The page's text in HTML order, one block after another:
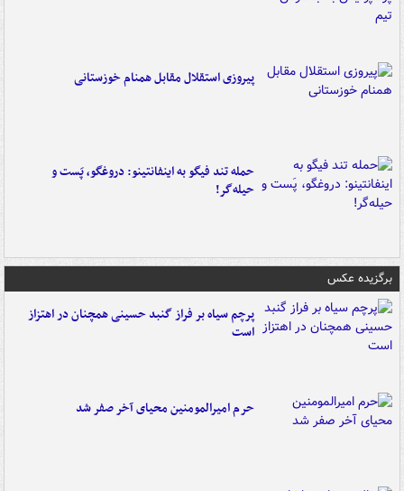
پیروزی استقلال مقابل همنام خوزستانی
حمله تند فیگو به اینفانتینو: دروغگو، پَست‌ و
حیله‌گر!
برگزیده عکس
پرچم سیاه بر فراز گنبد حسینی همچنان در اهتزاز
است
حرم امیرالمومنین محیای آخر صفر شد